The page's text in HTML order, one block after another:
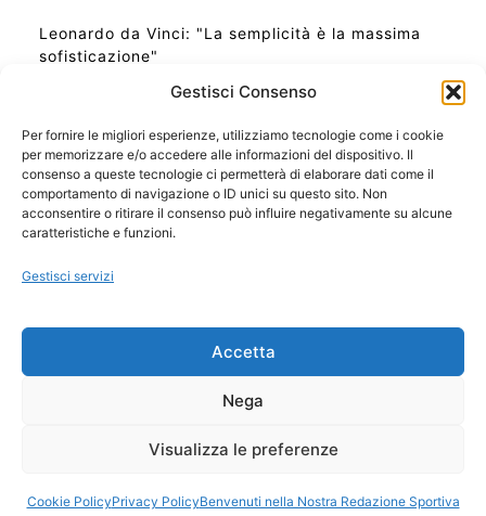
Gestisci Consenso
Per fornire le migliori esperienze, utilizziamo tecnologie come i cookie
per memorizzare e/o accedere alle informazioni del dispositivo. Il
consenso a queste tecnologie ci permetterà di elaborare dati come il
comportamento di navigazione o ID unici su questo sito. Non
acconsentire o ritirare il consenso può influire negativamente su alcune
caratteristiche e funzioni.
Gestisci servizi
Accetta
Nega
Visualizza le preferenze
Cookie PolicyPrivacy PolicyBenvenuti nella Nostra Redazione Sportiva
Leonardo da Vinci: "La semplicità è la massima
sofisticazione"
Ora Esatta in Italia in questo momento
Ti Senti Strano Ultimamente? Potrebbe Essere per
la Risonanza di Schumann
Come Sapere Se Stai Ascendendo alla Quinta
Copyright 2026 NotiziePlus.com
📰 Contenuto Umano Verificato
Privacy Coockie
Pubblicità